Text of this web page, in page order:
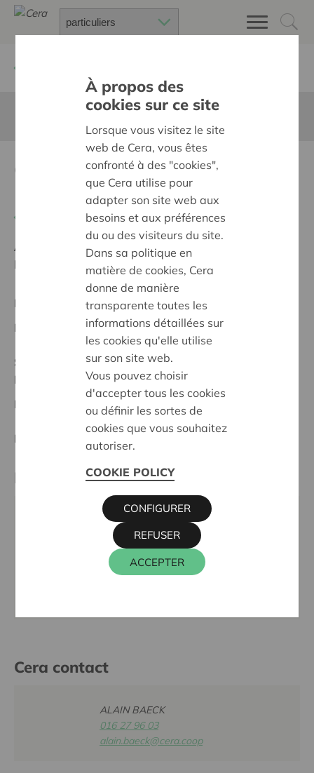
Groepssessies Breinfit met
Ambition:
Une société solidaire et respectueuse, sans
barrières
Projet régional
Date de début:08/05/2025
Statut:
Lokeren-Dendermonde
Date de décision: 08/05/2025
Décision: Approuvé
Partenaire
MS-LIGA VLAANDEREN afdeling LimburgVZW,
BOEMERANGSTRAAT 4, 3900 PELT
011 80 89 80
fondsenweving@ms-vlaanderen.be
Cera contact
ALAIN BAECK
016 27 96 03
alain.baeck@cera.coop
À propos des
cookies sur ce site
Lorsque vous visitez le site
web de Cera, vous êtes
confronté à des "cookies",
que Cera utilise pour
adapter son site web aux
besoins et aux préférences
du ou des visiteurs du site.
Dans sa politique en
matière de cookies, Cera
donne de manière
transparente toutes les
informations détaillées sur
les cookies qu'elle utilise
sur son site web.
Vous pouvez choisir
d'accepter tous les cookies
ou définir les sortes de
cookies que vous souhaitez
autoriser.
COOKIE POLICY
ACCEPTER
REFUSER
CONFIGURER